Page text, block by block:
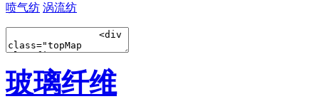
喷气纺 涡流纺
玻璃纤维